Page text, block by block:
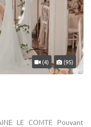
(4) (95)
LE COMTE Pouvant